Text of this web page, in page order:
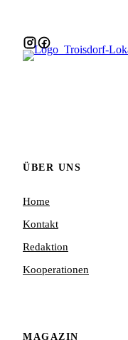
ÜBER UNS
Home
Kontakt
Redaktion
Kooperationen
MAGAZIN